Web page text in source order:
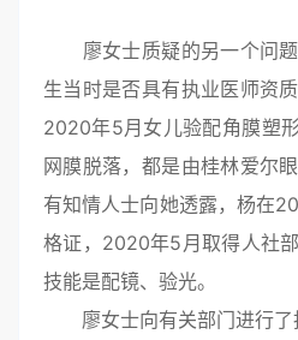
廖女士质疑的另一个问题
生当时是否具有执业医师资
2020年5月女儿验配角膜塑
网膜脱落，都是由桂林爱尔
有知情人士向她透露，杨在
格证，2020年5月取得人社
技能是配镜、验光。
廖女士向有关部门进行了